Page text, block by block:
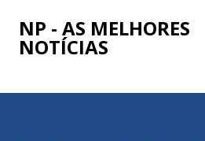
Pular para o
NP - AS MELHORES
NOTÍCIAS